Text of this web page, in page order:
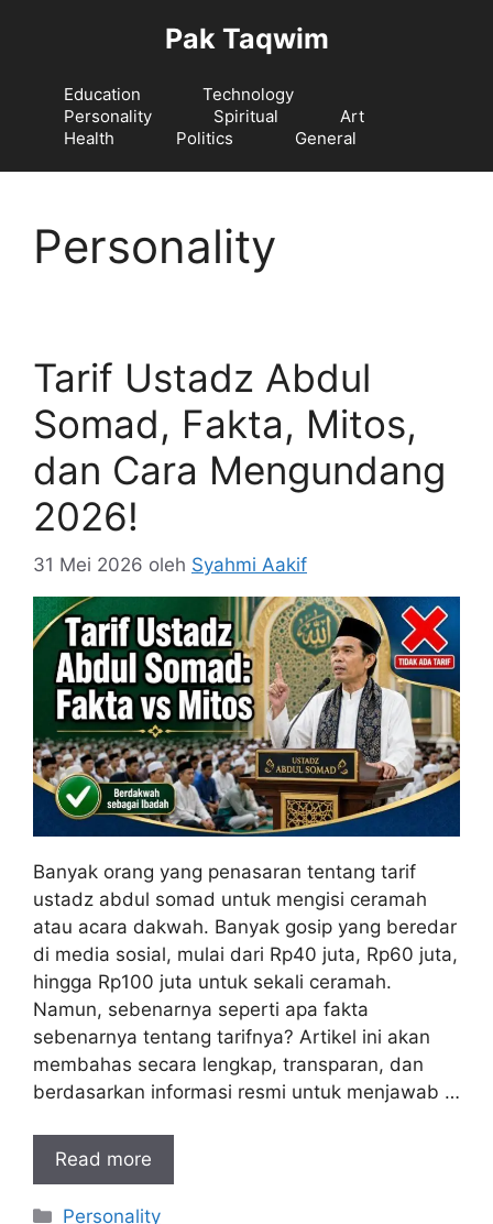
Pak Taqwim
Education
Technology
Personality
Spiritual
Art
Health
Politics General
Personality
Tarif Ustadz Abdul
Somad, Fakta, Mitos,
dan Cara Mengundang
2026!
31 Mei 2026 oleh Syahmi Aakif
Banyak orang yang penasaran tentang tarif
ustadz abdul somad untuk mengisi ceramah
atau acara dakwah. Banyak gosip yang beredar
di media sosial, mulai dari Rp40 juta, Rp60 juta,
hingga Rp100 juta untuk sekali ceramah.
Namun, sebenarnya seperti apa fakta
sebenarnya tentang tarifnya? Artikel ini akan
membahas secara lengkap, transparan, dan
berdasarkan informasi resmi untuk menjawab …
Read more
Kategori
Personality